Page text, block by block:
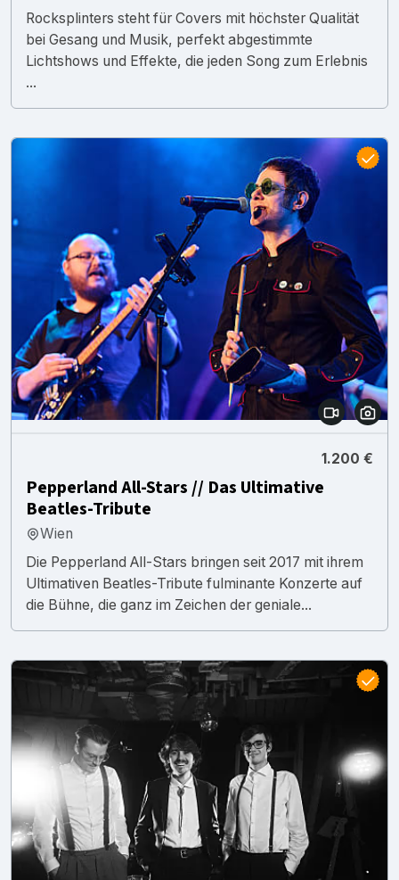
Rocksplinters steht für Covers mit höchster Qualität
bei Gesang und Musik, perfekt abgestimmte
Lichtshows und Effekte, die jeden Song zum Erlebnis
...
1.200 €
Pepperland All-Stars // Das Ultimative
Beatles-Tribute
Wien
Die Pepperland All-Stars bringen seit 2017 mit ihrem
Ultimativen Beatles-Tribute fulminante Konzerte auf
die Bühne, die ganz im Zeichen der geniale...